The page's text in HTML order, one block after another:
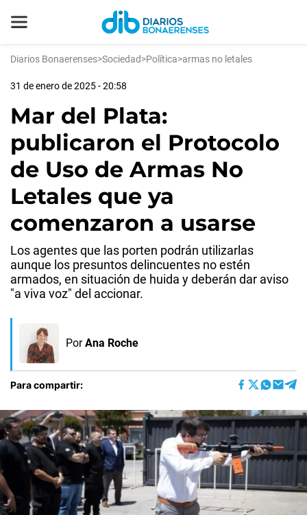
Diarios Bonaerenses>Sociedad>Política>armas no letales
31 de enero de 2025 - 20:58
Mar del Plata:
publicaron el Protocolo
de Uso de Armas No
Letales que ya
comenzaron a usarse
Los agentes que las porten podrán utilizarlas
aunque los presuntos delincuentes no estén
armados, en situación de huida y deberán dar aviso
"a viva voz" del accionar.
Por Ana Roche
Para compartir: